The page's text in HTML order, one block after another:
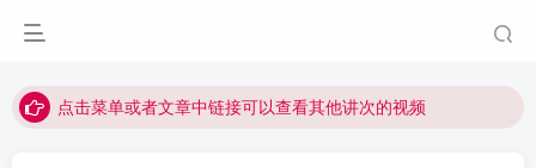
点击菜单或者文章中链接可以查看其他讲次的视频